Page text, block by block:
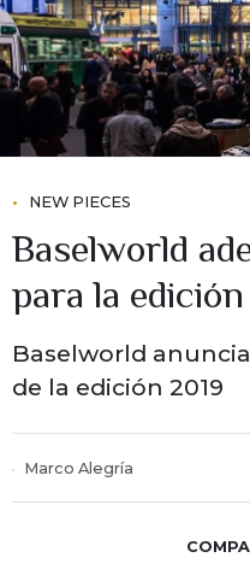
NEW PIECES
Baselworld
para la edición
Baselworld
de la edición 2019
Marco Alegría